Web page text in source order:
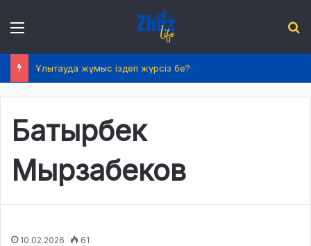
Ұлытауда жұмыс іздеп жүрсіз бе?
Батырбек
Мырзабеков
10.02.2026 61